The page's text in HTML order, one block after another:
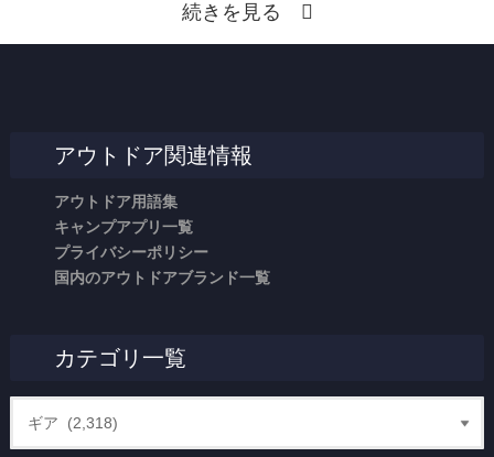
続きを見る
アウトドア関連情報
アウトドア用語集
キャンプアプリ一覧
プライバシーポリシー
国内のアウトドアブランド一覧
カテゴリ一覧